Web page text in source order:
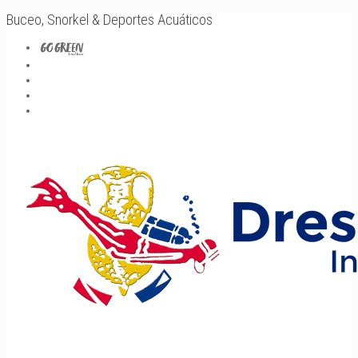
Buceo, Snorkel & Deportes Acuáticos